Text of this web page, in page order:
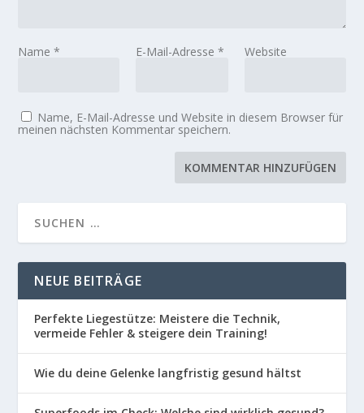
Name* E-Mail-Adresse * Website
Name, E-Mail-Adresse und Website in diesem Browser für
meinen nächsten Kommentar speichern.
NEUE BEITRÄGE
Perfekte Liegestütze: Meistere die Technik,
vermeide Fehler & steigere dein Training!
Wie du deine Gelenke langfristig gesund hältst